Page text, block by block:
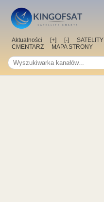
Aktualności [+] [-] SATELITY
CMENTARZ
MAPA STRONY